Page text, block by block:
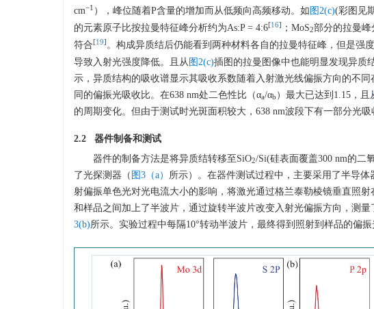
cm−1 ），峰位随着P含量的增加而从低频向高频移动。如 图2(c)(彩图见
的元素原子比按拉曼特征峰分析约为As:P = 4:6[16] ；MoS2部分的拉曼峰
符合[19] 。构成异质结后仍能看到两种材料各自的拉曼特征峰，但是强
导致入射光强度降低。且从 图2(c)插图的拉曼图像中也能明显发现异质
示，异质结构的吸收谱显示其吸收系数随着入射激光线偏振方向的不
同的偏振光吸收比。在638 nm处二色性比（αa/αb ）最大已达到1.15，且
的周期变化。但由于测试时光斑面积较大，638 nm波段下有一部分光
2.2 器件制备和测试
器件的制备方法是将异质结转移至SiO2/Si(硅表面覆盖300 nm的二
了光探测器（ 图3（a） 所示）。在器件测试过程中，主要采用了半导体
射偏振单色光对光电流大小的影响，将激光通过格兰泰勒棱镜垂直照
和样品之间加上了半波片，通过旋转半波片改变入射光偏振方向，测
3(b)所示。实验过程中每隔10°转动半波片，最终得到照射到样品的偏